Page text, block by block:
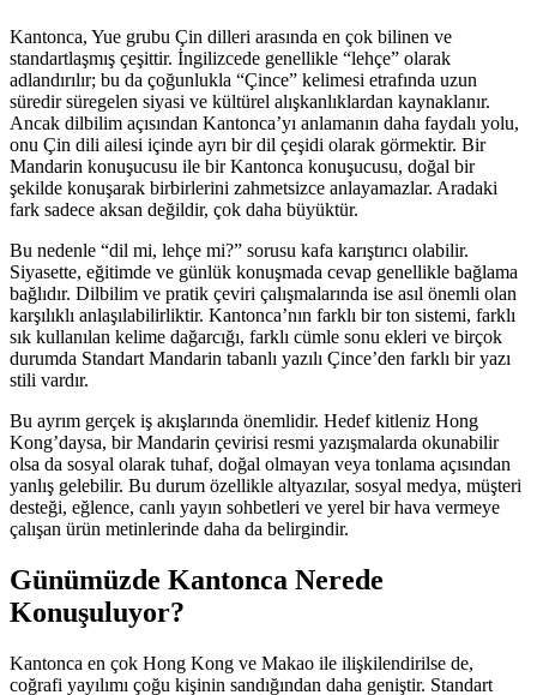
Kantonca, Yue grubu Çin dilleri arasında en çok bilinen ve
standartlaşmış çeşittir. İngilizcede genellikle “lehçe” olarak
adlandırılır; bu da çoğunlukla “Çince” kelimesi etrafında uzun
süredir süregelen siyasi ve kültürel alışkanlıklardan kaynaklanır.
Ancak dilbilim açısından Kantonca’yı anlamanın daha faydalı yolu,
onu Çin dili ailesi içinde ayrı bir dil çeşidi olarak görmektir. Bir
Mandarin konuşucusu ile bir Kantonca konuşucusu, doğal bir
şekilde konuşarak birbirlerini zahmetsizce anlayamazlar. Aradaki
fark sadece aksan değildir, çok daha büyüktür.
Bu nedenle “dil mi, lehçe mi?” sorusu kafa karıştırıcı olabilir.
Siyasette, eğitimde ve günlük konuşmada cevap genellikle bağlama
bağlıdır. Dilbilim ve pratik çeviri çalışmalarında ise asıl önemli olan
karşılıklı anlaşılabilirliktir. Kantonca’nın farklı bir ton sistemi, farklı
sık kullanılan kelime dağarcığı, farklı cümle sonu ekleri ve birçok
durumda Standart Mandarin tabanlı yazılı Çince’den farklı bir yazı
stili vardır.
Bu ayrım gerçek iş akışlarında önemlidir. Hedef kitleniz Hong
Kong’daysa, bir Mandarin çevirisi resmi yazışmalarda okunabilir
olsa da sosyal olarak tuhaf, doğal olmayan veya tonlama açısından
yanlış gelebilir. Bu durum özellikle altyazılar, sosyal medya, müşteri
desteği, eğlence, canlı yayın sohbetleri ve yerel bir hava vermeye
çalışan ürün metinlerinde daha da belirgindir.
Günümüzde Kantonca Nerede
Konuşuluyor?
Kantonca en çok Hong Kong ve Makao ile ilişkilendirilse de,
coğrafi yayılımı çoğu kişinin sandığından daha geniştir. Standart